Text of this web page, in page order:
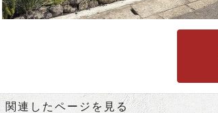
関連したページを見る